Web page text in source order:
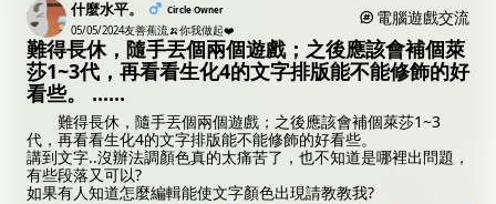
什麼水平。 Circle Owner
05/05/2024友善蕉流🍌你我做起❤️
電腦遊戲交流
難得長休，隨手丟個兩個遊戲；之後應該會補個萊
莎1~3代，再看看生化4的文字排版能不能修飾的好
看些。 ......
難得長休，隨手丟個兩個遊戲；之後應該會補個萊莎1~3
代，再看看生化4的文字排版能不能修飾的好看些。
講到文字..沒辦法調顏色真的太痛苦了，也不知道是哪裡出問題，
有些段落又可以?
如果有人知道怎麼編輯能使文字顏色出現請教教我?